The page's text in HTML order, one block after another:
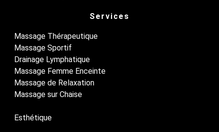
Services
Massage Thérapeutique
Massage Sportif
Drainage Lymphatique
Massage Femme Enceinte
Massage de Relaxation
Massage sur Chaise
Esthétique